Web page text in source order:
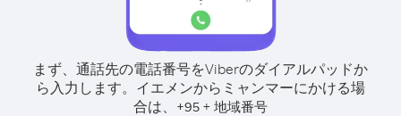
まず、通話先の電話番号をViberのダイアルパッドか
ら入力します。 イエメンからミャンマーにかける場
合は、 +95 + 地域番号